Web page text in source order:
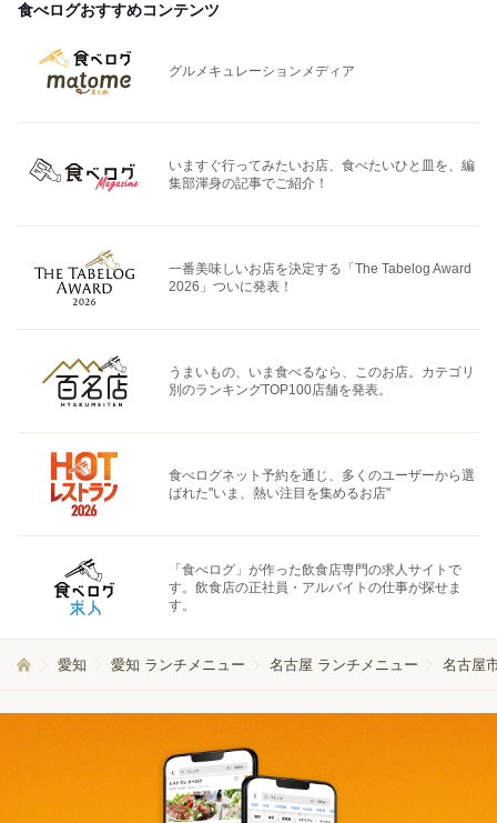
食べログおすすめコンテンツ
グルメキュレーションメディア
いますぐ行ってみたいお店、食べたいひと皿を、編
集部渾身の記事でご紹介！
一番美味しいお店を決定する「The Tabelog Award
2026」ついに発表！
うまいもの、いま食べるなら、このお店。カテゴリ
別のランキングTOP100店舗を発表。
食べログネット予約を通じ、多くのユーザーから選
ばれた"いま、熱い注目を集めるお店"
「食べログ」が作った飲食店専門の求人サイトで
す。飲食店の正社員・アルバイトの仕事が探せま
す。
愛知 愛知 ランチメニュー 名古屋 ランチメニュー 名古屋